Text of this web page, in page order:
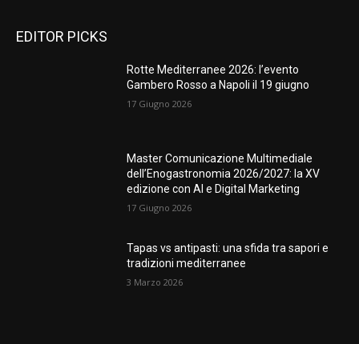
EDITOR PICKS
Rotte Mediterranee 2026: l’evento
Gambero Rosso a Napoli il 19 giugno
17 Giugno 2026
Master Comunicazione Multimediale
dell’Enogastronomia 2026/2027: la XV
edizione con AI e Digital Marketing
17 Giugno 2026
Tapas vs antipasti: una sfida tra sapori e
tradizioni mediterranee
3 Marzo 2026